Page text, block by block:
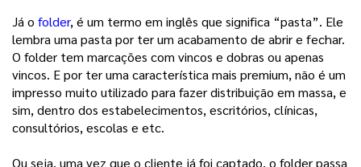
Já o folder, é um termo em inglês que significa “pasta”. Ele
lembra uma pasta por ter um acabamento de abrir e fechar.
O folder tem marcações com vincos e dobras ou apenas
vincos. E por ter uma característica mais premium, não é um
impresso muito utilizado para fazer distribuição em massa, e
sim, dentro dos estabelecimentos, escritórios, clínicas,
consultórios, escolas e etc.
Ou seja, uma vez que o cliente já foi captado, o folder passa